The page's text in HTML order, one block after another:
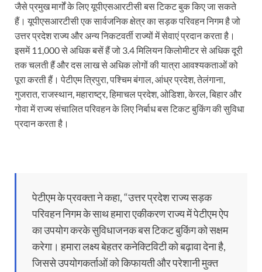
जैसे प्रमुख मार्गों के लिए यूपीएसआरटीसी बस टिकट बुक किए जा सकते
हैं। यूपीएसआरटीसी एक सार्वजनिक क्षेत्र का सड़क परिवहन निगम है जो
उत्तर प्रदेश राज्य और अन्य निकटवर्ती राज्यों में सेवाएं प्रदान करता है।
इसमें 11,000 से अधिक बसें हैं जो 3.4 मिलियन किलोमीटर से अधिक दूरी
तक चलती हैं और दस लाख से अधिक लोगों की यात्रा आवश्यकताओं को
पूरा करती हैं। पेटीएम त्रिपुरा, पश्चिम बंगाल, आंध्र प्रदेश, तेलंगाना,
गुजरात, राजस्थान, महाराष्ट्र, हिमाचल प्रदेश, ओडिशा, केरल, बिहार और
गोवा में राज्य संचालित परिवहन के लिए निर्बाध बस टिकट बुकिंग की सुविधा
प्रदान करता है।
पेटीएम के प्रवक्ता ने कहा, “उत्तर प्रदेश राज्य सड़क
परिवहन निगम के साथ हमारा एकीकरण राज्य में पेटीएम ऐप
का उपयोग करके सुविधाजनक बस टिकट बुकिंग को सक्षम
करेगा। हमारा लक्ष्य बेहतर कनेक्टिविटी को बढ़ावा देना है,
जिससे उपयोगकर्ताओं को किफायती और परेशानी मुक्त